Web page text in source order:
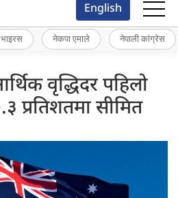
English
भाइरस नेकपा एमाले नेपाली कांग्रेस
वृद्धिदर पहिलो
प्रतिशतमा सीमित